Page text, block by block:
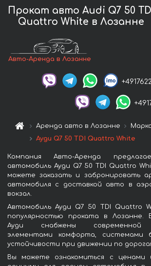
Прокат авто Audi Q7 50 TDI
Quattro White в Лозанне
Авто-Аренда в Лозанне
Аренда авто в Лозанне
Ауди Q7 50 TDI Quattro White
Компания Авто-Аренда
автомобиль Ауди Q7 50 TDI Quattro
можете заказать и забронировать
автомобиля с доставкой авто в
вокзал.
Автомобиль Ауди Q7 50 TDI Quattro
популярностью проката в Лозанне.
Ауди снабжены современной
элементами комфорта, системами
устойчивости при движении по
Вы можете ознакомиться с ценами